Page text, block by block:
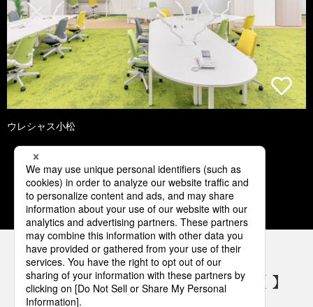
ウレシャス小松
1 2 3 4 5
パナソニックの電気設備 SNSアカウント